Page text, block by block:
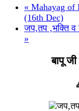
« Mahayag of
(16th Dec)
जप,तप ,भक्ति व
»
बापू